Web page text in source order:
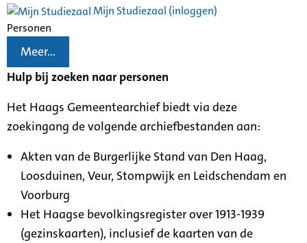
Mijn Studiezaal (inloggen)
Personen
Meer...
Hulp bij zoeken naar personen
Het Haags Gemeentearchief biedt via deze
zoekingang de volgende archiefbestanden aan:
Akten van de Burgerlijke Stand van Den Haag,
Loosduinen, Veur, Stompwijk en Leidschendam en
Voorburg
Het Haagse bevolkingsregister over 1913-1939
(gezinskaarten), inclusief de kaarten van de